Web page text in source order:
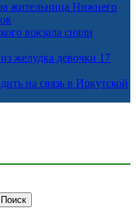
жительница Нижнего
вокзала сняли
желудка девочки 17
на связь в Иркутской